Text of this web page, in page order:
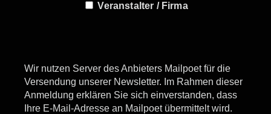
Veranstalter / Firma
Wir nutzen Server des Anbieters Mailpoet für die
Versendung unserer Newsletter. Im Rahmen dieser
Anmeldung erklären Sie sich einverstanden, dass
Ihre E-Mail-Adresse an Mailpoet übermittelt wird.